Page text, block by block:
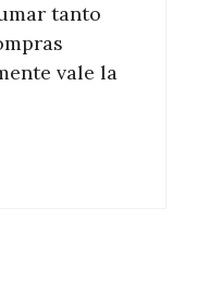
tanto
vale la